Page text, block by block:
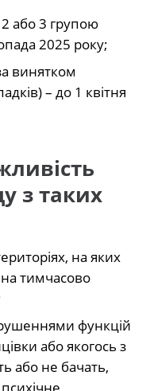
2 або 3 групою
2025 року;
винятком
– до 1 квітня
з таких
на яких
на тимчасово
функцій
або якогось з
або не бачать,